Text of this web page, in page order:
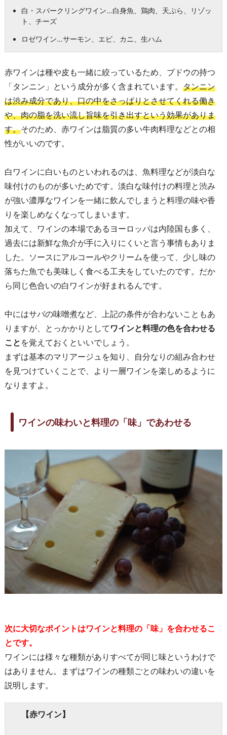
白・スパークリングワイン…白身魚、鶏肉、天ぷら、リゾッ
ト、チーズ
ロゼワイン…サーモン、エビ、カニ、生ハム
赤ワインは種や皮も一緒に絞っているため、ブドウの持つ
「タンニン」という成分が多く含まれています。 タンニン
は渋み成分であり、口の中をさっぱりとさせてくれる働き
や、肉の脂を洗い流し旨味を引き出すという効果がありま
す。そのため、赤ワインは脂質の多い牛肉料理などとの相
性がいいのです。
白ワインに白いものといわれるのは、魚料理などが淡白な
味付けのものが多いためです。淡白な味付けの料理と渋み
が強い濃厚なワインを一緒に飲んでしまうと料理の味や香
りを楽しめなくなってしまいます。
加えて、ワインの本場であるヨーロッパは内陸国も多く、
過去には新鮮な魚介が手に入りにくいと言う事情もありま
した。ソースにアルコールやクリームを使って、少し味の
落ちた魚でも美味しく食べる工夫をしていたのです。だか
ら同じ色合いの白ワインが好まれるんです。
中にはサバの味噌煮など、上記の条件が合わないこともあ
りますが、とっかかりとして ワインと料理の色を合わせる
こと を覚えておくといいでしょう。
まずは基本のマリアージュを知り、自分なりの組み合わせ
を見つけていくことで、より一層ワインを楽しめるように
なりますよ。
ワインの味わいと料理の「味」であわせる
次に大切なポイントはワインと料理の「味」を合わせるこ
とです。
ワインには様々な種類がありすべてが同じ味というわけで
はありません。まずはワインの種類ごとの味わいの違いを
説明します。
【赤ワイン】